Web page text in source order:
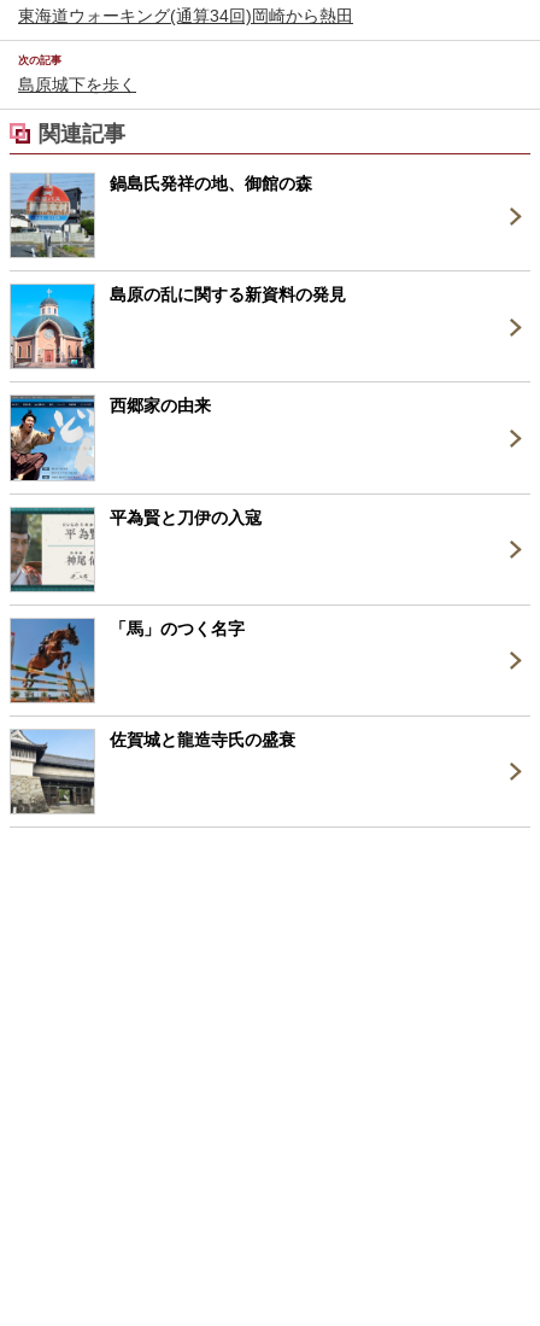
東海道ウォーキング(通算34回)岡崎から熱田
次の記事
島原城下を歩く
関連記事
鍋島氏発祥の地、御館の森
島原の乱に関する新資料の発見
西郷家の由来
平為賢と刀伊の入寇
「馬」のつく名字
佐賀城と龍造寺氏の盛衰